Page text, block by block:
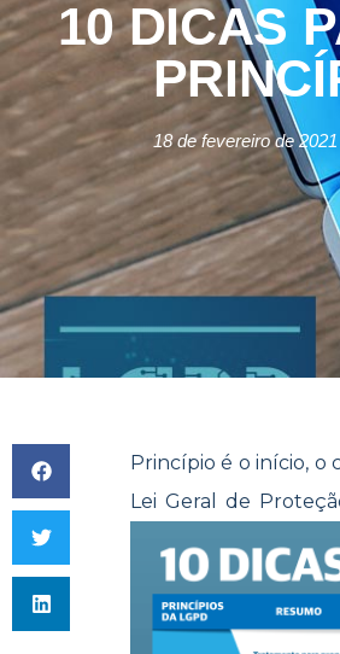
10 DICAS
18 de fevereiro de 2021
Princípio é o início, o
Lei Geral de